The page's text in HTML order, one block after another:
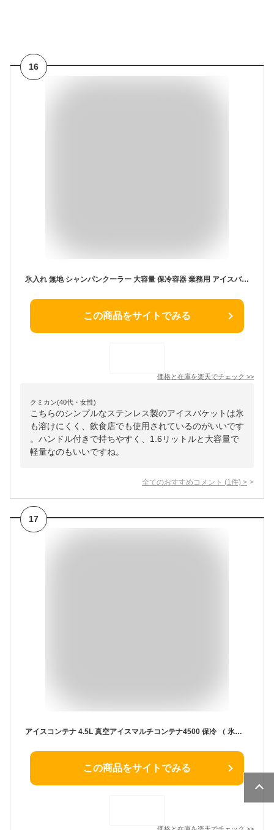
16
氷入れ 無地 シャンパンクーラー 大容量 保冷容器 業務用 アイスバケット 持ちやすい ステンレス アイスペール ワイン 溶けない 丈夫 ワインクーラー 1.6L 家庭 パーティー バー用 飲食店 軽量 クーラー 酒 晩酌 家飲み アイスバケット 居酒屋
この商品をサイトでみる
価格と在庫を楽天でチェック >>
クミカン(40代・女性)
こちらのシンプルなステンレス製のアイスバケットは氷
も溶けにくく、飲食店でも使用されているのがいいです
。ハンドル付きで持ちやすく、1.6リットルと大容量で
軽量なのもいいですね。
全てのおすすめコメント (1 件) >
17
アイスコンテナ 4.5L 真空アイスマルチコンテナ4500 保冷 （ 氷入れ アイスペール アイスクーラー ジャグ アイスジャグ 氷入れ容器 氷 溶けない アイスバケット ボトル 冷蔵 真空断熱構造 タンク 持ち運び 取っ手付き 大容量 ）【3980円以上送料無料】
この商品をサイトでみる